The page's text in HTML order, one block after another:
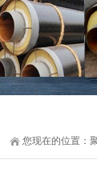
您现在的位置：